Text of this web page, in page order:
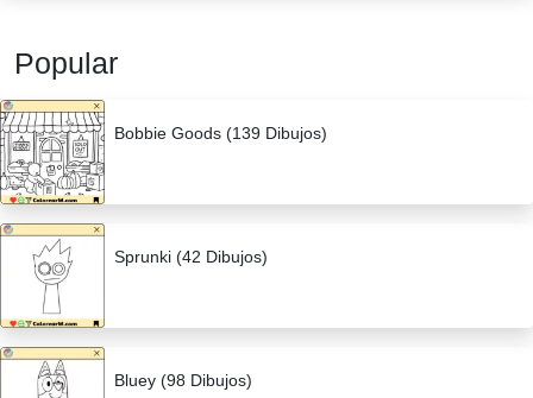
Popular
Bobbie Goods (139 Dibujos)
Sprunki (42 Dibujos)
Bluey (98 Dibujos)